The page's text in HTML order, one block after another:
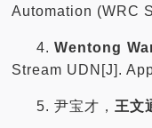
Automation (WRC
4.Wentong
Stream UDN[J].
5. 尹宝才， 王文